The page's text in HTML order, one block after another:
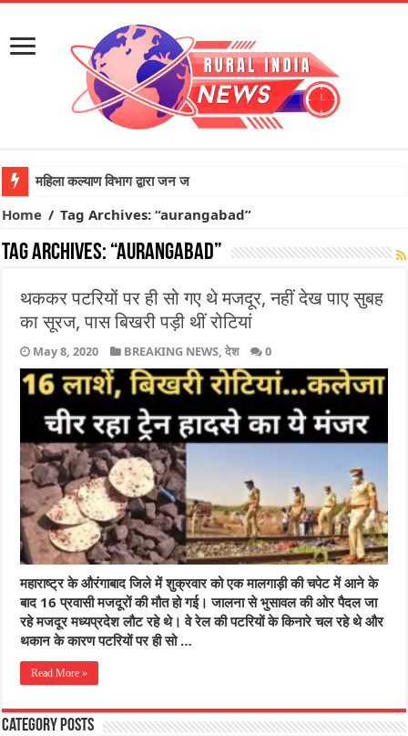
महिला कल्याण विभाग द्वारा जन जागरूकता च
Home / Tag Archives: “aurangabad”
Tag Archives: “aurangabad”
थककर पटरियों पर ही सो गए थे मजदूर, नहीं देख पाए सुबह
का सूरज, पास बिखरी पड़ी थीं रोटियां
May 8, 2020 BREAKING NEWS,देश 0
महाराष्ट्र के औरंगाबाद जिले में शुक्रवार को एक मालगाड़ी की चपेट में आने के
बाद 16 प्रवासी मजदूरों की मौत हो गई। जालना से भुसावल की ओर पैदल जा
रहे मजदूर मध्यप्रदेश लौट रहे थे। वे रेल की पटरियों के किनारे चल रहे थे और
थकान के कारण पटरियों पर ही सो …
Read More »
Category Posts